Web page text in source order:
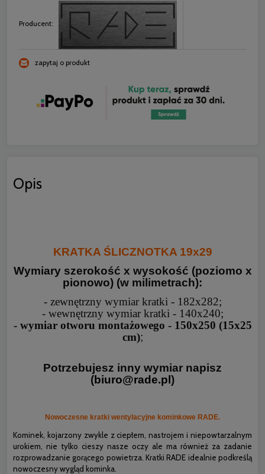
Producent:
zapytaj o produkt
Opis
KRATKA ŚLICZNOTKA 19x29
Wymiary szerokość x wysokość (poziomo x
pionowo) (w milimetrach):
- zewnętrzny wymiar kratki - 182x282;
- wewnętrzny wymiar kratki - 140x240;
- wymiar otworu montażowego - 150x250 (15x25
cm);
Potrzebujesz inny wymiar napisz
(biuro@rade.pl)
Nowoczesne kratki wentylacyjne kominkowe RADE.
Kominek, kojarzony zwykle z ciepłem, nastrojem i niepowtarzalnym
urokiem, nie tylko cieszy nasze oczy ale ma również za zadanie
rozprowadzanie gorącego powietrza. Kratki RADE idealnie podkreślą
nowoczesny wygląd kominka.